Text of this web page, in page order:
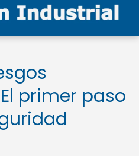
primer paso